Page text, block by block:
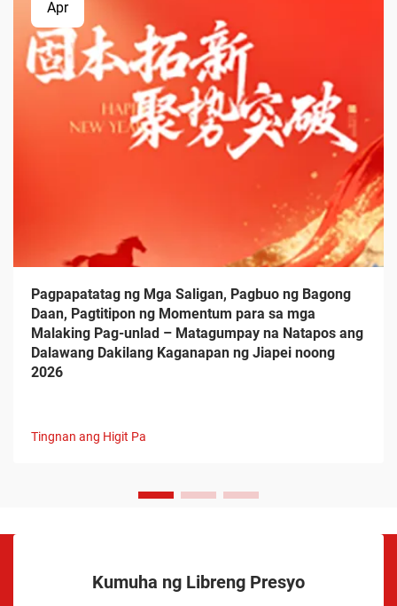
Apr
Pagpapatatag ng Mga Saligan, Pagbuo ng Bagong
Daan, Pagtitipon ng Momentum para sa mga
Malaking Pag-unlad – Matagumpay na Natapos ang
Dalawang Dakilang Kaganapan ng Jiapei noong
2026
Tingnan ang Higit Pa
Kumuha ng Libreng Presyo